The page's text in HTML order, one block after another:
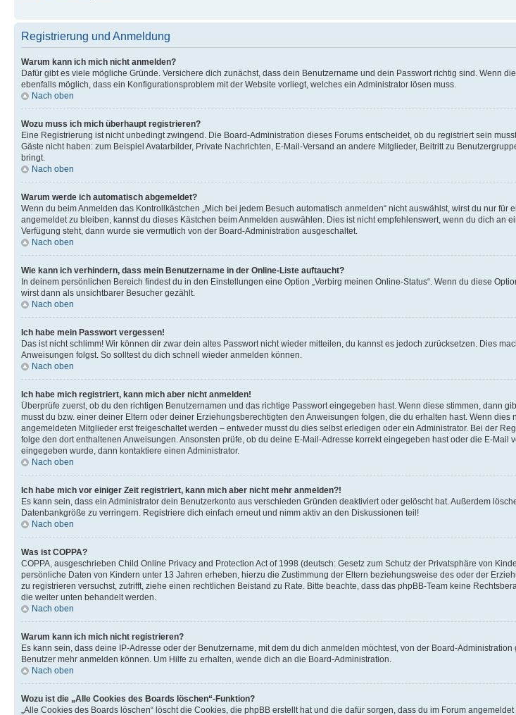
Registrierung und Anmeldung
Warum kann ich mich nicht anmelden?
Dafür gibt es viele mögliche Gründe. Versichere dich zunächst, dass dein Benutzername und dein Passwort richtig sind. Wenn
ebenfalls möglich, dass ein Konfigurationsproblem mit der Website vorliegt, welches ein Administrator lösen muss.
Nach oben
Wozu muss ich mich überhaupt registrieren?
Eine Registrierung ist nicht unbedingt zwingend. Die Board-Administration dieses Forums entscheidet, ob du registriert sein
Gäste nicht haben: zum Beispiel Avatarbilder, Private Nachrichten, E-Mail-Versand an andere Mitglieder, Beitritt zu
bringt.
Nach oben
Warum werde ich automatisch abgemeldet?
Wenn du beim Anmelden das Kontrollkästchen „Mich bei jedem Besuch automatisch anmelden“ nicht auswählst, wirst du nur
angemeldet zu bleiben, kannst du dieses Kästchen beim Anmelden auswählen. Dies ist nicht empfehlenswert, wenn du dich an
Verfügung steht, dann wurde sie vermutlich von der Board-Administration ausgeschaltet.
Nach oben
Wie kann ich verhindern, dass mein Benutzername in der Online-Liste auftaucht?
In deinem persönlichen Bereich findest du in den Einstellungen eine Option „Verbirg meinen Online-Status“. Wenn du diese
wirst dann als unsichtbarer Besucher gezählt.
Nach oben
Ich habe mein Passwort vergessen!
Das ist nicht schlimm! Wir können dir zwar dein altes Passwort nicht wieder mitteilen, du kannst es jedoch zurücksetzen. Dies
Anweisungen folgst. So solltest du dich schnell wieder anmelden können.
Nach oben
Ich habe mich registriert, kann mich aber nicht anmelden!
Überprüfe zuerst, ob du den richtigen Benutzernamen und das richtige Passwort eingegeben hast. Wenn diese stimmen, dann
musst du bzw. einer deiner Eltern oder deiner Erziehungsberechtigten den Anweisungen folgen, die du erhalten hast. Wenn
angemeldeten Mitglieder erst freigeschaltet werden – entweder musst du dies selbst erledigen oder ein Administrator. Bei der
folge den dort enthaltenen Anweisungen. Ansonsten prüfe, ob du deine E-Mail-Adresse korrekt eingegeben hast oder die E-
eingegeben wurde, dann kontaktiere einen Administrator.
Nach oben
Ich habe mich vor einiger Zeit registriert, kann mich aber nicht mehr anmelden?!
Es kann sein, dass ein Administrator dein Benutzerkonto aus verschieden Gründen deaktiviert oder gelöscht hat. Außerdem
Datenbankgröße zu verringern. Registriere dich einfach erneut und nimm aktiv an den Diskussionen teil!
Nach oben
Was ist COPPA?
COPPA, ausgeschrieben Child Online Privacy and Protection Act of 1998 (deutsch: Gesetz zum Schutz der Privatsphäre von
persönliche Daten von Kindern unter 13 Jahren erheben, hierzu die Zustimmung der Eltern beziehungsweise des oder der
zu registrieren versuchst, zutrifft, ziehe einen rechtlichen Beistand zu Rate. Bitte beachte, dass das phpBB-Team keine
die weiter unten behandelt werden.
Nach oben
Warum kann ich mich nicht registrieren?
Es kann sein, dass deine IP-Adresse oder der Benutzername, mit dem du dich anmelden möchtest, von der Board-
Benutzer mehr anmelden können. Um Hilfe zu erhalten, wende dich an die Board-Administration.
Nach oben
Wozu ist die „Alle Cookies des Boards löschen“-Funktion?
„Alle Cookies des Boards löschen“ löscht die Cookies, die phpBB erstellt hat und die dafür sorgen, dass du im Forum